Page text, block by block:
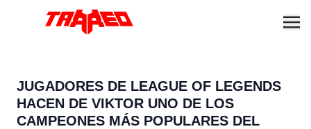
JUGADORES DE LEAGUE OF LEGENDS
HACEN DE VIKTOR UNO DE LOS
CAMPEONES MÁS POPULARES DEL